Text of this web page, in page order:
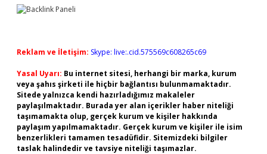
Reklam ve İletişim: Skype: live:.cid.575569c608265c69
Yasal Uyarı: Bu internet sitesi, herhangi bir marka, kurum
veya şahıs şirketi ile hiçbir bağlantısı bulunmamaktadır.
Sitede yalnızca kendi hazırladığımız makaleler
paylaşılmaktadır. Burada yer alan içerikler haber niteliği
taşımamakta olup, gerçek kurum ve kişiler hakkında
paylaşım yapılmamaktadır. Gerçek kurum ve kişiler ile isim
benzerlikleri tamamen tesadüfidir. Sitemizdeki bilgiler
taslak halindedir ve tavsiye niteliği taşımazlar.